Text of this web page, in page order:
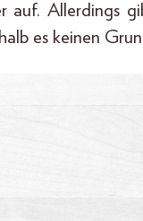
auf. Allerdings
es keinen